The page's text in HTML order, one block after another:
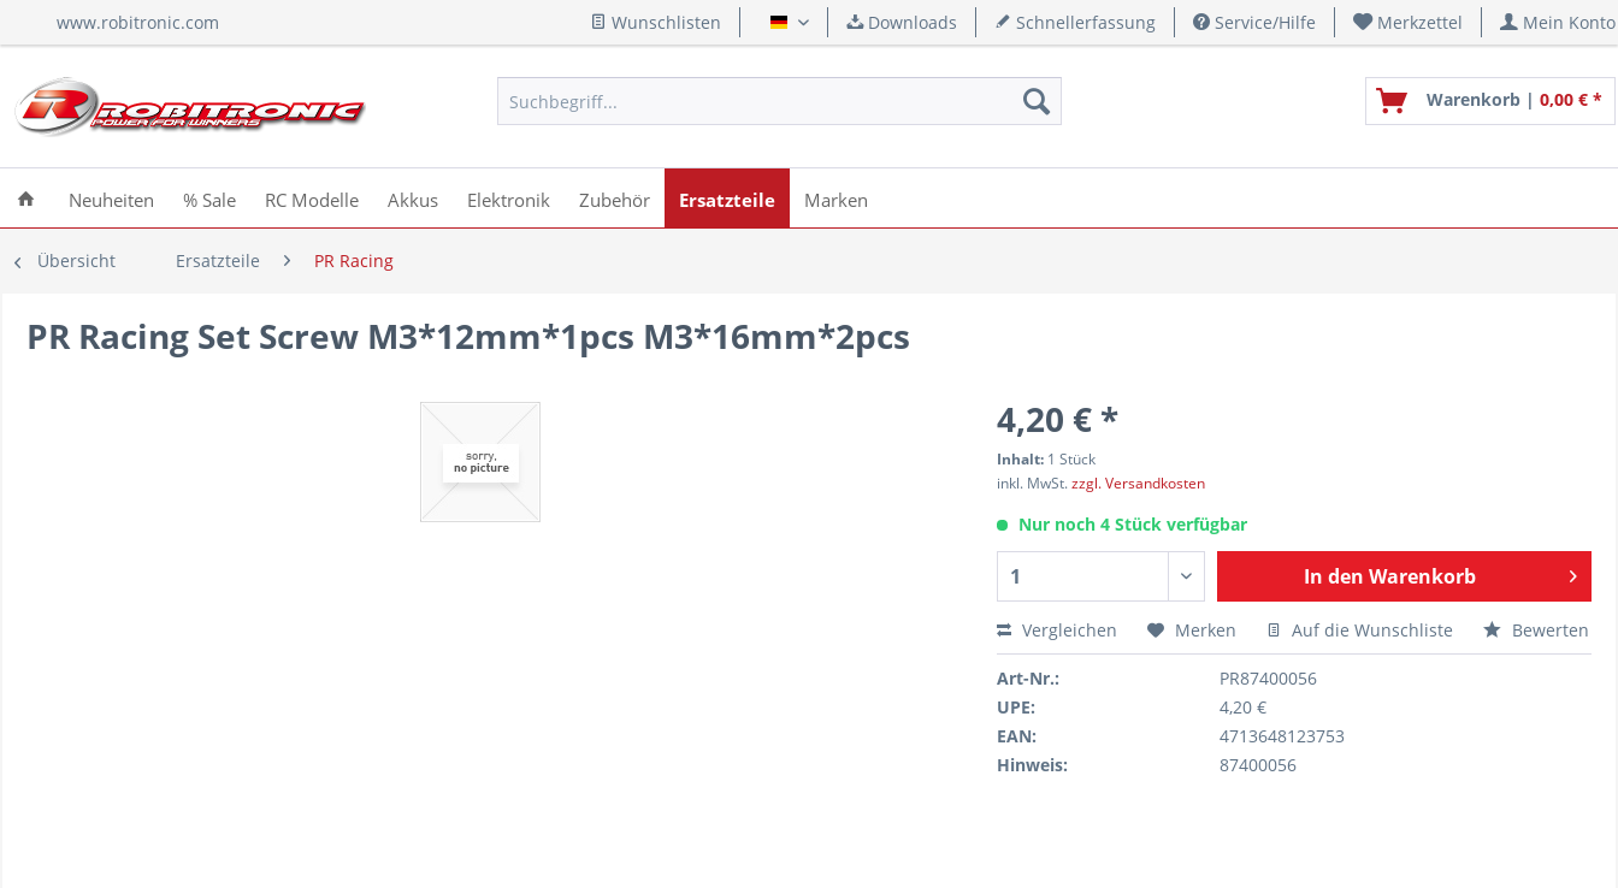
www.robitronic.com Wunschlisten Deutsch Downloads Schnellerfassung Service/Hilfe Merkzettel Mein Konto
Warenkorb | 0,00 € *
Neuheiten % Sale RC Modelle Akkus Elektronik Zubehör Ersatzteile Marken
Übersicht Ersatzteile PR Racing
PR Racing Set Screw M3*12mm*1pcs M3*16mm*2pcs
4,20 € *
Inhalt: 1 Stück
inkl. MwSt.zzgl. Versandkosten
Nur noch 4 Stück verfügbar
In den Warenkorb
Vergleichen Merken Auf die Wunschliste Bewerten
Art-Nr.:
PR87400056
UPE:
4,20 €
EAN:
4713648123753
Hinweis:
87400056